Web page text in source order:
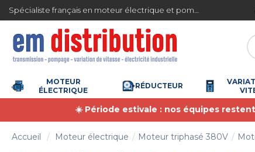
4.7/5 (6366 avis)
MOTEUR
ÉLECTRIQUE
RÉDUCTEUR
☀️ Période estivale : nos équipes
Accueil Moteur électrique Moteur triphasé 380V
Gestion des cookies